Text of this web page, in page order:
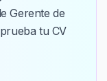
Gerente de
tu CV